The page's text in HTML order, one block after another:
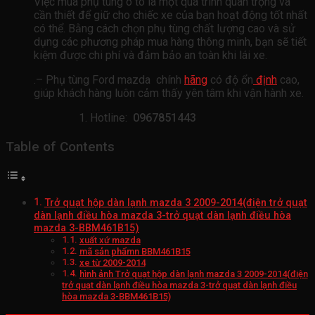
cần thiết để giữ cho chiếc xe của bạn hoạt động tốt nhất
có thể. Bằng cách chọn phụ tùng chất lượng cao và sử
dụng các phương pháp mua hàng thông minh, bạn sẽ tiết
kiệm được chi phí và đảm bảo an toàn khi lái xe.
.– Phụ tùng Ford mazda chính hãng có độ ổn định cao,
giúp khách hàng luôn cảm thấy yên tâm khi vận hành xe.
Hotline: 0967851443
Table of Contents
Trở quạt hộp dàn lạnh mazda 3 2009-2014(điện trở quạt
dàn lạnh điều hòa mazda 3-trở quạt dàn lạnh điều hòa
mazda 3-BBM461B15)
xuất xứ mazda
mã sản phẩmn BBM461B15
xe từ 2009-2014
hình ảnh Trở quạt hộp dàn lạnh mazda 3 2009-2014(điện
trở quạt dàn lạnh điều hòa mazda 3-trở quạt dàn lạnh điều
hòa mazda 3-BBM461B15)